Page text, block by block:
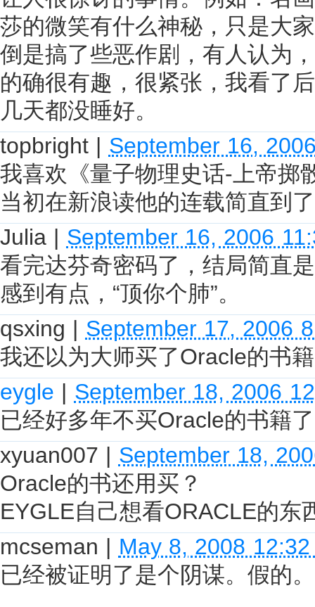
莎的微笑有什么神秘，只是大
倒是搞了些恶作剧，有人认为
的确很有趣，很紧张，我看了
几天都没睡好。
topbright | September 16,
我喜欢《量子物理史话-上帝掷
当初在新浪读他的连载简直到
Julia | September 16, 2006
看完达芬奇密码了，结局简直
感到有点，“顶你个肺”。
qsxing | September 17, 2006
我还以为大师买了Oracle的书
eygle | September 18, 2006
已经好多年不买Oracle的书籍
xyuan007 | September 18,
Oracle的书还用买？
EYGLE自己想看ORACLE的东
mcseman | May 8, 2008
已经被证明了是个阴谋。假的